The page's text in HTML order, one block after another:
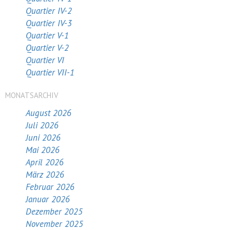
Quartier IV-2
Quartier IV-3
Quartier V-1
Quartier V-2
Quartier VI
Quartier VII-1
MONATSARCHIV
August 2026
Juli 2026
Juni 2026
Mai 2026
April 2026
März 2026
Februar 2026
Januar 2026
Dezember 2025
November 2025